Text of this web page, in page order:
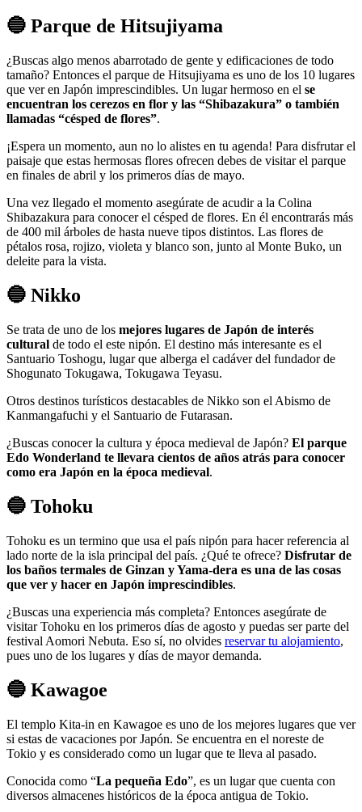
🔵 Parque de Hitsujiyama
¿Buscas algo menos abarrotado de gente y edificaciones de todo
tamaño? Entonces el parque de Hitsujiyama es uno de los 10 lugares
que ver en Japón imprescindibles. Un lugar hermoso en el se
encuentran los cerezos en flor y las “Shibazakura” o también
llamadas “césped de flores”.
¡Espera un momento, aun no lo alistes en tu agenda! Para disfrutar el
paisaje que estas hermosas flores ofrecen debes de visitar el parque
en finales de abril y los primeros días de mayo.
Una vez llegado el momento asegúrate de acudir a la Colina
Shibazakura para conocer el césped de flores. En él encontrarás más
de 400 mil árboles de hasta nueve tipos distintos. Las flores de
pétalos rosa, rojizo, violeta y blanco son, junto al Monte Buko, un
deleite para la vista.
🔵 Nikko
Se trata de uno de los mejores lugares de Japón de interés
cultural de todo el este nipón. El destino más interesante es el
Santuario Toshogu, lugar que alberga el cadáver del fundador de
Shogunato Tokugawa, Tokugawa Teyasu.
Otros destinos turísticos destacables de Nikko son el Abismo de
Kanmangafuchi y el Santuario de Futarasan.
¿Buscas conocer la cultura y época medieval de Japón? El parque
Edo Wonderland te llevara cientos de años atrás para conocer
como era Japón en la época medieval.
🔵 Tohoku
Tohoku es un termino que usa el país nipón para hacer referencia al
lado norte de la isla principal del país. ¿Qué te ofrece? Disfrutar de
los baños termales de Ginzan y Yama-dera es una de las cosas
que ver y hacer en Japón imprescindibles.
¿Buscas una experiencia más completa? Entonces asegúrate de
visitar Tohoku en los primeros días de agosto y puedas ser parte del
festival Aomori Nebuta. Eso sí, no olvides reservar tu alojamiento,
pues uno de los lugares y días de mayor demanda.
🔵 Kawagoe
El templo Kita-in en Kawagoe es uno de los mejores lugares que ver
si estas de vacaciones por Japón. Se encuentra en el noreste de
Tokio y es considerado como un lugar que te lleva al pasado.
Conocida como “La pequeña Edo”, es un lugar que cuenta con
diversos almacenes históricos de la época antigua de Tokio.